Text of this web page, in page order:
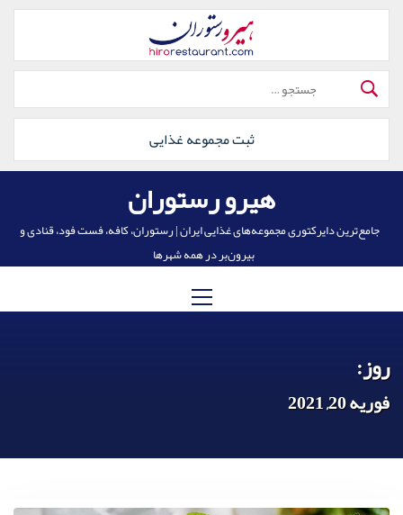
پرش
محتوا
جستجو
برای:
ثبت مجموعه غذایی
هیرو رستوران
جامع‌ترین دایرکتوری مجموعه‌های غذایی ایران | رستوران، کافه، فست فود، قنادی و
بیرون‌بر در همه شهرها
اصلی
روز:
فوریه 20, 2021